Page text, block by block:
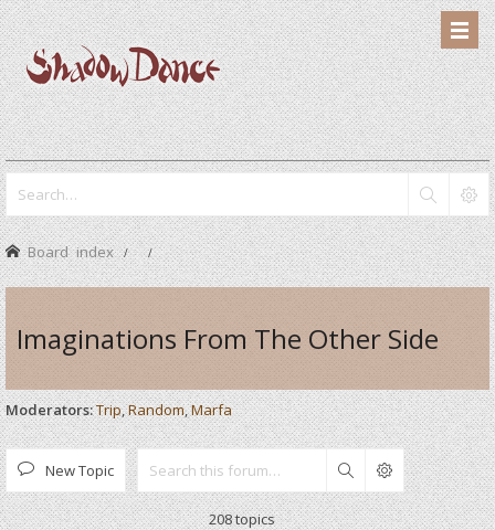
Board index
Imaginations From The Other Side
Moderators:Trip,Random,Marfa
New Topic Search
208 topics